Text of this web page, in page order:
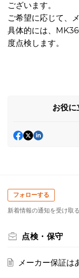
ございます。
ご希望に応じて、
具体的には、
度点検します。
お役に
フォローする
新着情報の通知を受け取
点検・保守
メーカー保証は